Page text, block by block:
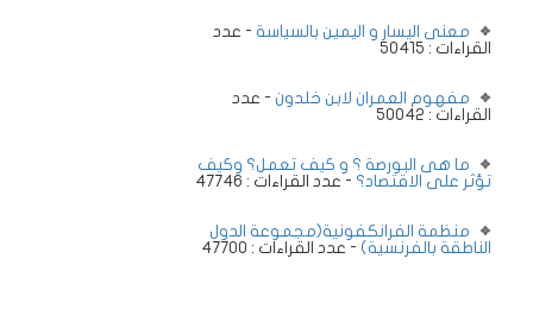
معنى اليسار و اليمين بالسياسة - عدد
القراءات : 50415
مفهوم العمران لابن خلدون - عدد
القراءات : 50042
ما هى البورصة ؟ و كيف تعمل؟ وكيف
تؤثر على الاقتصاد؟ - عدد القراءات : 47746
منظمة الفرانكفونية(مجموعة الدول
الناطقة بالفرنسية) - عدد القراءات : 47700